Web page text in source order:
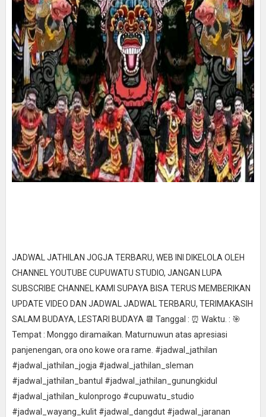
JADWAL JATHILAN JOGJA TERBARU, WEB INI DIKELOLA OLEH
CHANNEL YOUTUBE CUPUWATU STUDIO, JANGAN LUPA
SUBSCRIBE CHANNEL KAMI SUPAYA BISA TERUS MEMBERIKAN
UPDATE VIDEO DAN JADWAL JADWAL TERBARU, TERIMAKASIH
SALAM BUDAYA, LESTARI BUDAYA 📆 Tanggal : ⏰ Waktu. : 🎯
Tempat : Monggo diramaikan. Maturnuwun atas apresiasi
panjenengan, ora ono kowe ora rame. #jadwal_jathilan
#jadwal_jathilan_jogja #jadwal_jathilan_sleman
#jadwal_jathilan_bantul #jadwal_jathilan_gunungkidul
#jadwal_jathilan_kulonprogo #cupuwatu_studio
#jadwal_wayang_kulit #jadwal_dangdut #jadwal_jaranan